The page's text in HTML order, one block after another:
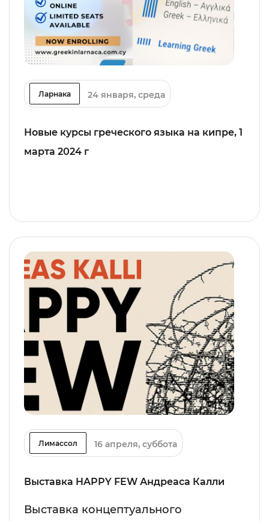
Ларнака 24 января, среда
Новые курсы греческого языка на кипре, 1
марта 2024 г
Лимассол 16 апреля, суббота
Выставка HAPPY FEW Андреаса Калли
Выставка концептуального